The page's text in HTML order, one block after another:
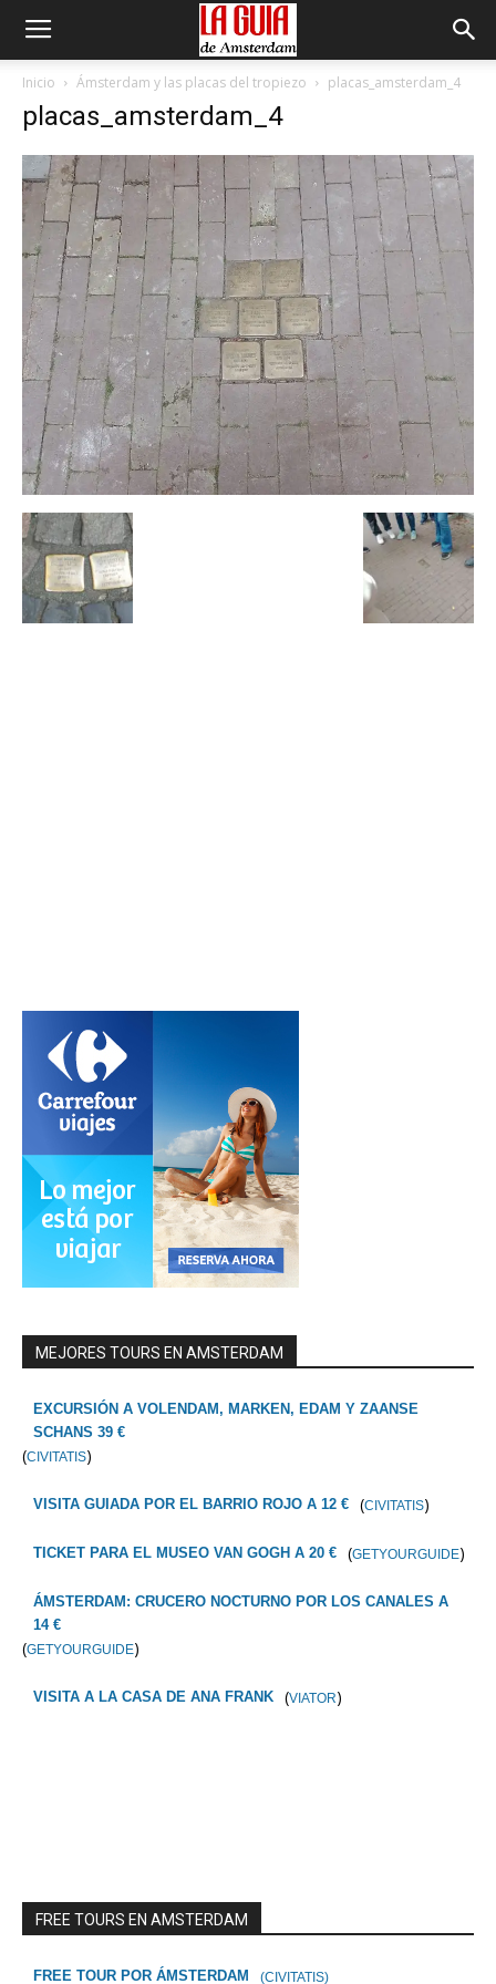
Inicio Ámsterdam y las placas del tropiezo placas_amsterdam_4
placas_amsterdam_4
MEJORES TOURS EN AMSTERDAM
EXCURSIÓN A VOLENDAM, MARKEN, EDAM Y ZAANSE
SCHANS 39 €
(CIVITATIS)
VISITA GUIADA POR EL BARRIO ROJO A 12 € (CIVITATIS)
TICKET PARA EL MUSEO VAN GOGH A 20 € (GETYOURGUIDE)
ÁMSTERDAM: CRUCERO NOCTURNO POR LOS CANALES A
14 €
(GETYOURGUIDE)
VISITA A LA CASA DE ANA FRANK (VIATOR)
FREE TOURS EN AMSTERDAM
FREE TOUR POR ÁMSTERDAM (CIVITATIS)